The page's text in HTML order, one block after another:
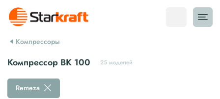
Компрессоры
Компрессор ВК 100 25 моделей
Remeza